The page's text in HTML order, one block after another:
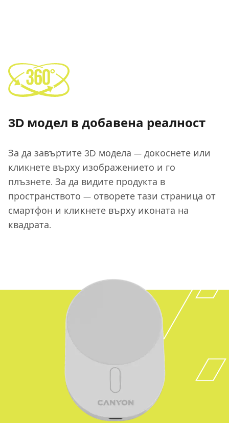
3D модел в добавена реалност
За да завъртите 3D модела — докоснете или
кликнете върху изображението и го
плъзнете. За да видите продукта в
пространството — отворете тази страница от
смартфон и кликнете върху иконата на
квадрата.